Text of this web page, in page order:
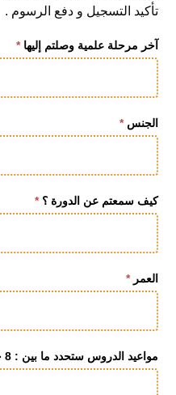
تأكيد التسجيل و دفع الرسوم .
آخر مرحلة علمية وصلتم إليها*
الجنس*
كيف سمعتم عن الدورة ؟*
العمر*
مواعيد الدروس ستحدد ما بين : 8 حتى 11 ليلا , هل توافق ؟